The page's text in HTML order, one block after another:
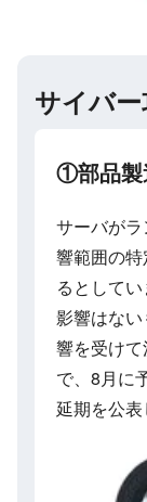
サイバ
①部品製
サーバが
響範囲の
るとして
影響はな
響を受け
で、8月に
延期を公表